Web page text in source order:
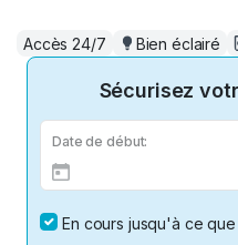
Accès 24/7 Bien éclairé
Sécurisez
Date de début:
En cours jusqu'à ce